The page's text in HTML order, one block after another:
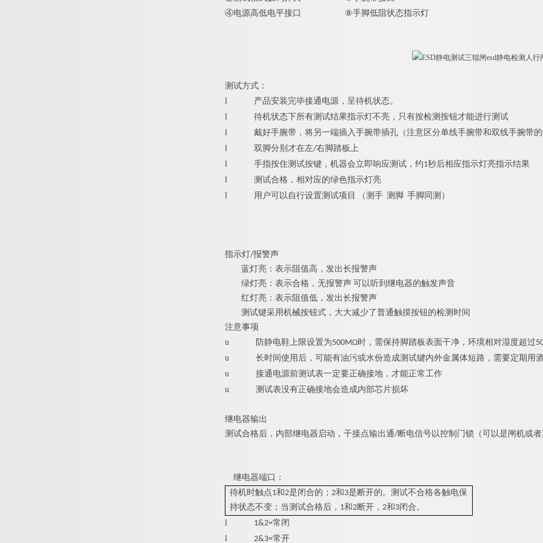
④电源高低电平接口 ⑧手脚低阻状态指示灯
测试方式：
l
产品安装完毕接通电源，呈待机状态。
l
待机状态下所有测试结果指示灯不亮，只有按检测按钮才能进行测试
l
戴好手腕带，将另一端插入手腕带插孔（注意区分单线手腕带和双线手腕带
l
双脚分别才在左/右脚踏板上
l
手指按住测试按键，机器会立即响应测试，约1秒后相应指示灯亮指示结果
l
测试合格，相对应的绿色指示灯亮
l
用户可以自行设置测试项目 （测手 测脚 手脚同测）
指示灯/报警声
蓝灯亮：表示阻值高，发出长报警声
绿灯亮：表示合格，无报警声 可以听到继电器的触发声音
红灯亮：表示阻值低，发出长报警声
测试键采用机械按钮式，大大减少了普通触摸按钮的检测时间
注意事项
u
防静电鞋上限设置为500MΩ时，需保持脚踏板表面干净，环境相对湿度超过
u
长时间使用后，可能有油污或水份造成测试键内外金属体短路，需要定期用
u
接通电源前测试表一定要正确接地，才能正常工作
u
测试表没有正确接地会造成内部芯片损坏
继电器输出
测试合格后，内部继电器启动，干接点输出通/断电信号以控制门锁（可以是闸机或
继电器端口：
待机时触点1和2是闭合的；2和3是断开的。测试不合格各触电保
持状态不变；当测试合格后，1和2断开，2和3闭合。
l
1&2=常闭
l
2&3=常开